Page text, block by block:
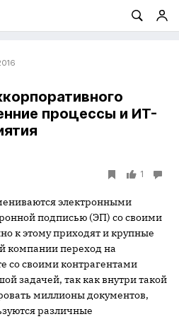
процессы и ИТ-
1
электронными
подписью (ЭП) со своими
к этому приходят и крупные
компании переход на
со своими контрагентами
задачей, так как внутри такой
миллионы документов,
различные